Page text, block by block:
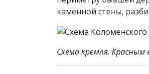
каменной стены,
Схема кремля.